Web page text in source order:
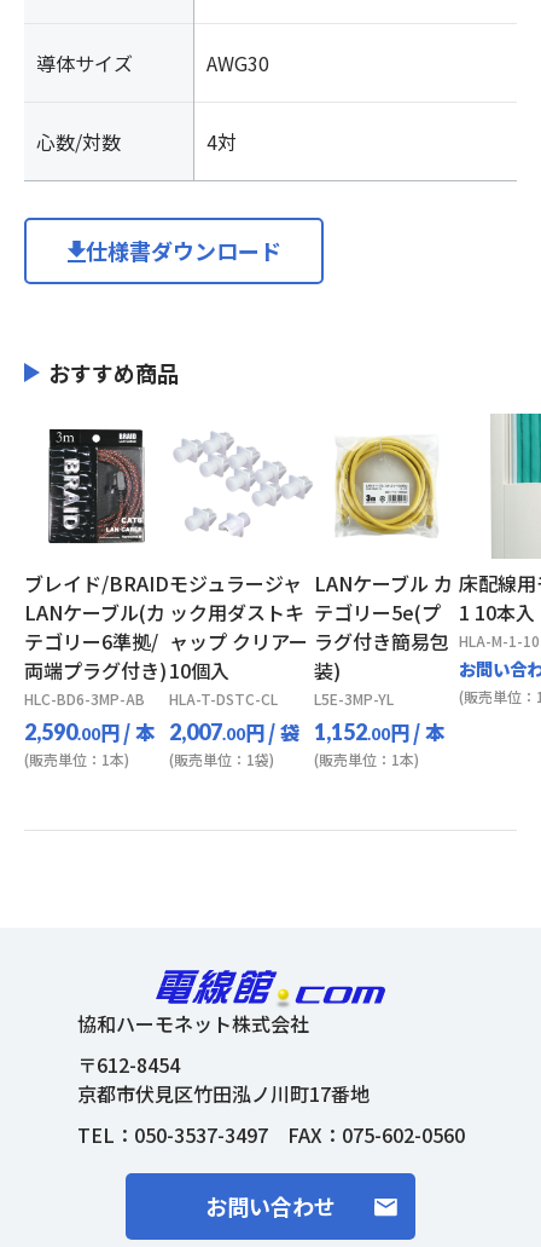
導体サイズ AWG30
心数/対数 4対
仕様書ダウンロード
おすすめ商品
ブレイド/BRAID
LANケーブル(カ
テゴリー6準拠/
両端プラグ付き)
HLC-BD6-3MP-AB
2,590.00円/ 本
(販売単位：1本)
モジュラージャ
ック用ダストキ
ャップ クリアー
10個入
HLA-T-DSTC-CL
2,007.00円/ 袋
(販売単位：1袋)
LANケーブル カ
テゴリー5e(プ
ラグ付き簡易包
装)
L5E-3MP-YL
1,152.00円/ 本
(販売単位：1本)
床配線
1 10本入
HLA-M-1-10
お問い合
(販売単位：
協和ハーモネット株式会社
〒612-8454
京都市伏見区竹田泓ノ川町17番地
TEL： 050-3537-3497FAX：075-602-0560
お問い合わせ